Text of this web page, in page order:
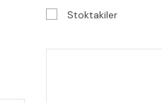
Stoktakiler